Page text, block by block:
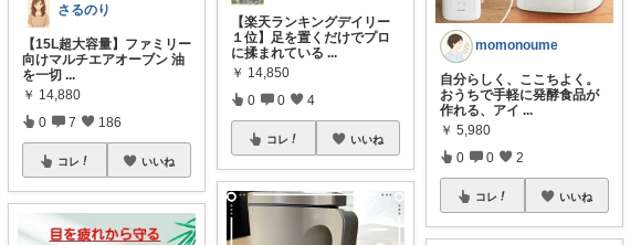
さるのり
【15L超大容量】ファミリー
向けマルチエアオーブン 油
を一切 ...
￥ 14,880
0 7 186
コレ いいね
【楽天ランキングデイリー
１位】足を置くだけでプロ
に揉まれている ...
￥ 14,850
0 0 4
コレ いいね
momonoume
自分らしく、ここちよく。
おうちで手軽に発酵食品が
作れる、アイ ...
￥ 5,980
0 0 2
コレ いいね